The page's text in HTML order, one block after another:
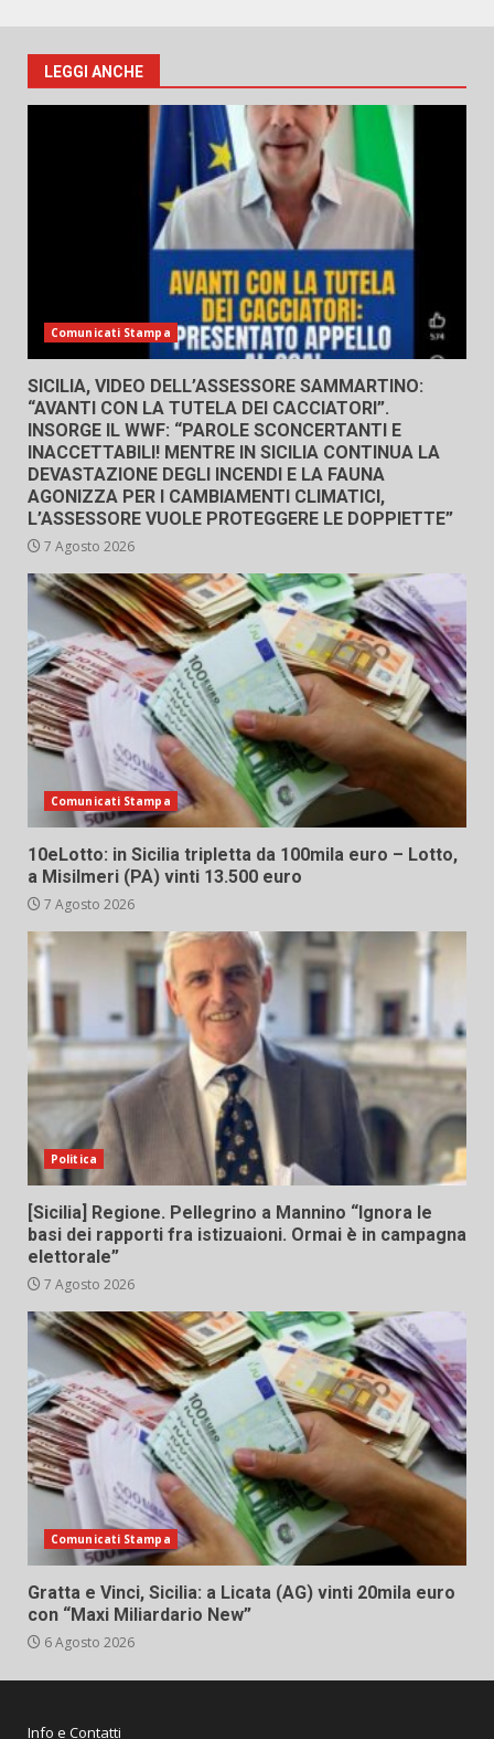
LEGGI ANCHE
Comunicati Stampa
SICILIA, VIDEO DELL’ASSESSORE SAMMARTINO:
“AVANTI CON LA TUTELA DEI CACCIATORI”.
INSORGE IL WWF: “PAROLE SCONCERTANTI E
INACCETTABILI! MENTRE IN SICILIA CONTINUA LA
DEVASTAZIONE DEGLI INCENDI E LA FAUNA
AGONIZZA PER I CAMBIAMENTI CLIMATICI,
L’ASSESSORE VUOLE PROTEGGERE LE DOPPIETTE”
7 Agosto 2026
Comunicati Stampa
10eLotto: in Sicilia tripletta da 100mila euro – Lotto,
a Misilmeri (PA) vinti 13.500 euro
7 Agosto 2026
Politica
[Sicilia] Regione. Pellegrino a Mannino “Ignora le
basi dei rapporti fra istizuaioni. Ormai è in campagna
elettorale”
7 Agosto 2026
Comunicati Stampa
Gratta e Vinci, Sicilia: a Licata (AG) vinti 20mila euro
con “Maxi Miliardario New”
6 Agosto 2026
Info e Contatti